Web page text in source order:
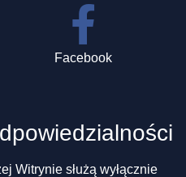
Facebook
Witrynie służą wyłącznie